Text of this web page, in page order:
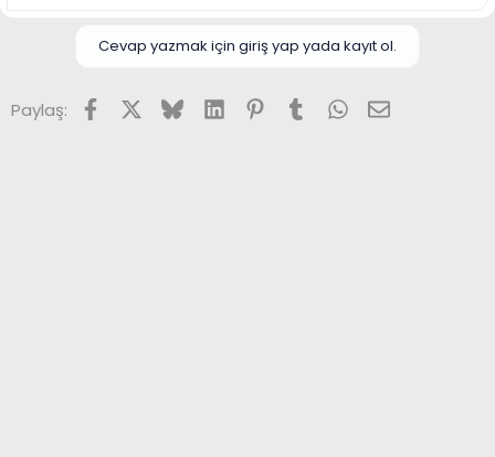
Cevap yazmak için giriş yap yada kayıt ol.
Paylaş: FacebookX (Twitter)
BlueskyLinkedInPinterest
TumblrWhatsApp
E-posta